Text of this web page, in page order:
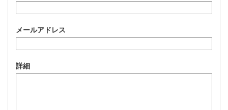
メールアドレス
詳細